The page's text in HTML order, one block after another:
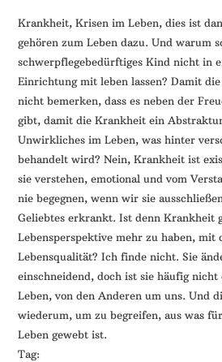
Krankheit, Krisen im Leben, dies ist
gehören zum Leben dazu. Und warum
schwerpflegebedürftiges Kind nicht in
Einrichtung mit leben lassen? Damit
nicht bemerken, dass es neben der
gibt, damit die Krankheit ein
Unwirkliches im Leben, was hinter
behandelt wird? Nein, Krankheit ist
sie verstehen, emotional und vom
nie begegnen, wenn wir sie
Geliebtes erkrankt. Ist denn Krankheit
Lebensperspektive mehr zu haben, mit
Lebensqualität? Ich finde nicht. Sie
einschneidend, doch ist sie häufig nicht
Leben, von den Anderen um uns. Und
wiederum, um zu begreifen, aus was
Leben gewebt ist.
Tag: